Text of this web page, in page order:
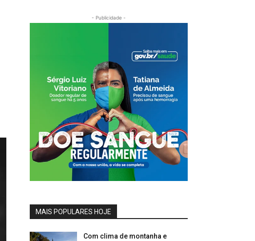
- Publicidade -
MAIS POPULARES HOJE
Com clima de montanha e